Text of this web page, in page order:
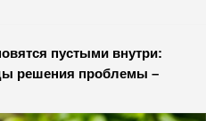
пустыми внутри:
решения проблемы –